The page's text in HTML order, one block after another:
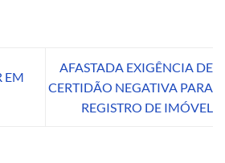
EM
AFASTADA EXIGÊNCIA DE
CERTIDÃO NEGATIVA PARA
REGISTRO DE IMÓVEL